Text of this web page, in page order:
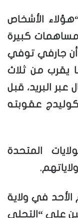
الأشخاص
كبيرة
جارفي توفي
ما يقرب من ثلاث
البريد، قبل
عقوبته
المتحدة
في ولاية
على “التحلي